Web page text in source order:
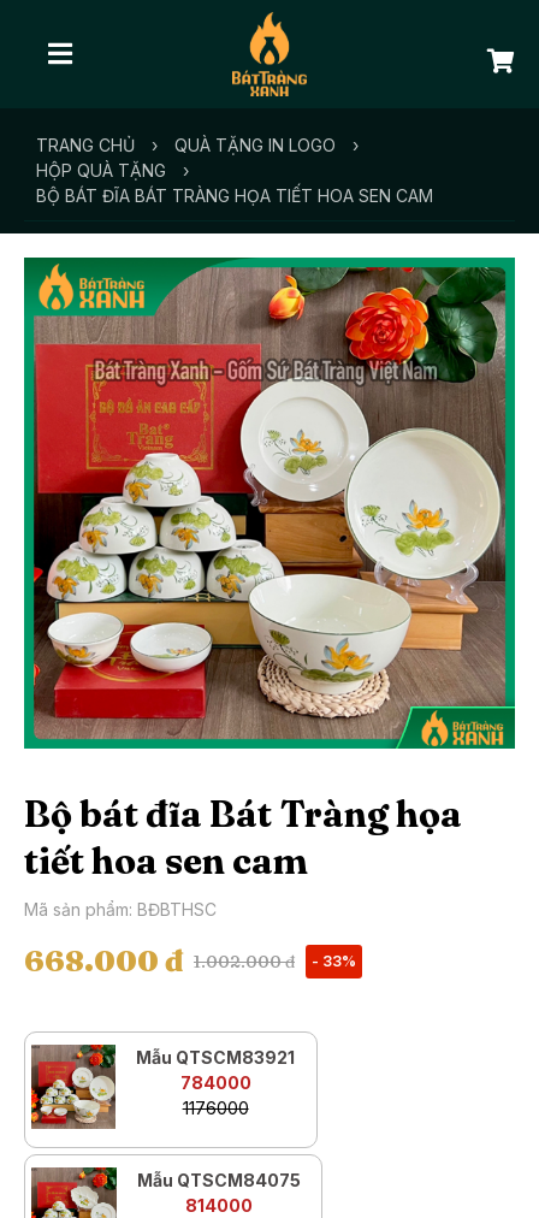
TRANG CHỦ › QUÀ TẶNG IN LOGO
›
HỘP QUÀ TẶNG
›
BỘ BÁT ĐĨA BÁT TRÀNG HỌA TIẾT HOA SEN CAM
Bộ bát đĩa Bát Tràng họa
tiết hoa sen cam
Mã sản phẩm: BĐBTHSC
668.000 đ 1.002.000 đ - 33%
Mẫu QTSCM83921
784000
1176000
Mẫu QTSCM84075
814000